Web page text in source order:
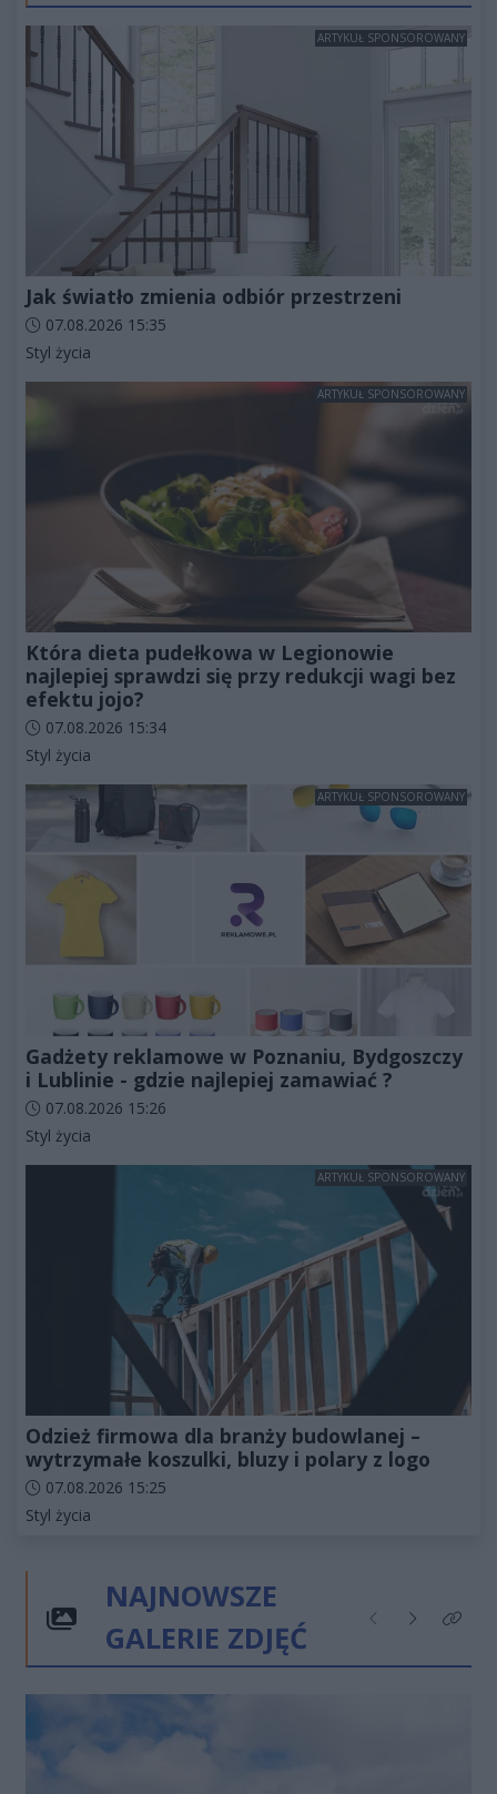
ARTYKUŁ SPONSOROWANY
Jak światło zmienia odbiór przestrzeni
Data dodania artykułu:
07.08.2026 15:35
Kategorie artykułu:
Styl życia
ARTYKUŁ SPONSOROWANY
Która dieta pudełkowa w Legionowie
najlepiej sprawdzi się przy redukcji wagi bez
efektu jojo?
Data dodania artykułu:
07.08.2026 15:34
Kategorie artykułu:
Styl życia
ARTYKUŁ SPONSOROWANY
Gadżety reklamowe w Poznaniu, Bydgoszczy
i Lublinie - gdzie najlepiej zamawiać ?
Data dodania artykułu:
07.08.2026 15:26
Kategorie artykułu:
Styl życia
ARTYKUŁ SPONSOROWANY
Odzież firmowa dla branży budowlanej –
wytrzymałe koszulki, bluzy i polary z logo
Data dodania artykułu:
07.08.2026 15:25
Kategorie artykułu:
Styl życia
NAJNOWSZE
GALERIE ZDJĘĆ
Poprzednie
NastępneKliknij